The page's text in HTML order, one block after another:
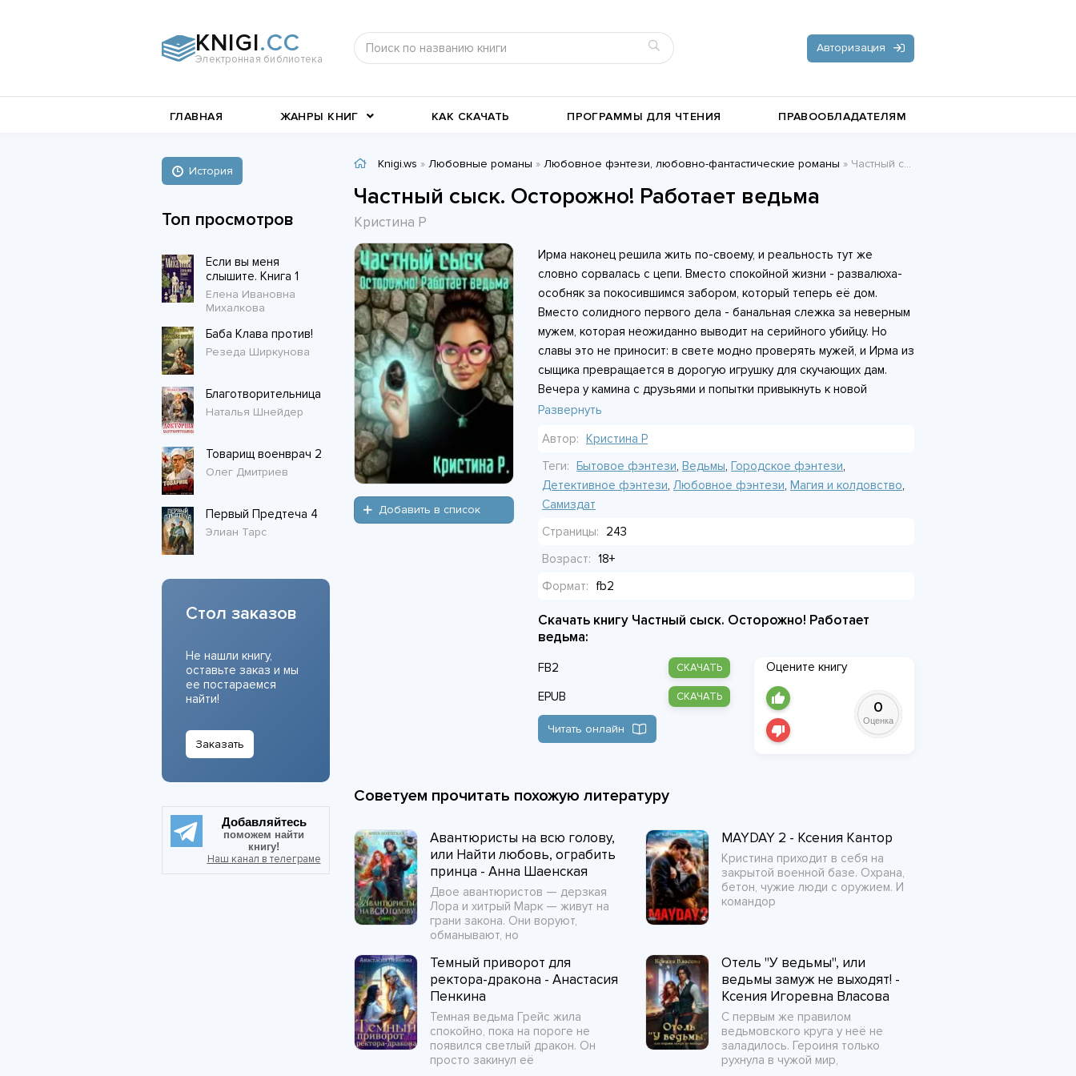
KNIGI.CC
Электронная библиотека
Авторизация
ГЛАВНАЯ ЖАНРЫ КНИГ
Книги о войне
География, путевые заметки
Пьесы, драматургия
Современные любовные
романы
романы
романы
Короткие любовные романы История Классика жанра Стихи и поэзия
КАК СКАЧАТЬ ПРОГРАММЫ ДЛЯ ЧТЕНИЯ ПРАВООБЛАДАТЕЛЯМ
Knigi.ws » Любовные романы » Любовное фэнтези, любовно-фантастические романы » Частный сыск. Осторожно! Работает ведьма - Кристина Р
Частный сыск. Осторожно! Работает ведьма
Кристина Р
Добавить в список
Ирма наконец решила жить по-своему, и реальность тут же
словно сорвалась с цепи. Вместо спокойной жизни - развалюха-
особняк за покосившимся забором, который теперь её дом.
Вместо солидного первого дела - банальная слежка за неверным
мужем, которая неожиданно выводит на серийного убийцу. Но
славы это не приносит: в свете модно проверять мужей, и Ирма из
сыщика превращается в дорогую игрушку для скучающих дам.
Вечера у камина с друзьями и попытки привыкнуть к новой
реальности - вот и всё, что её занимало. Пока на пороге не
семейную реликвию. Ирма впутывается в громкое убийство,
которого не совершала: в момент преступления она сама очень
убедительно умирала.
Развернуть
Автор: Кристина Р
Теги: Бытовое фэнтези, Ведьмы, Городское фэнтези,
Детективное фэнтези, Любовное фэнтези, Магия и колдовство,
Самиздат
Страницы:
243
Возраст: 18+
Формат:
fb2
Скачать книгу Частный сыск. Осторожно! Работает
ведьма:
FB2 СКАЧАТЬ
EPUB СКАЧАТЬ
Читать онлайн
Оцените книгу
0
Оценка
Советуем прочитать похожую литературу
Авантюристы на всю голову,
или Найти любовь, ограбить
принца - Анна Шаенская
Двое авантюристов — дерзкая
Лора и хитрый Марк — живут на
грани закона. Они воруют,
обманывают, но
MAYDAY 2 - Ксения Кантор
Кристина приходит в себя на
закрытой военной базе. Охрана,
бетон, чужие люди с оружием. И
командор
Темный приворот для
ректора-дракона - Анастасия
Пенкина
Темная ведьма Грейс жила
спокойно, пока на пороге не
появился светлый дракон. Он
просто закинул её
Отель "У ведьмы", или
ведьмы замуж не выходят! -
Ксения Игоревна Власова
С первым же правилом
ведьмовского круга у неё не
заладилось. Героиня только
рухнула в чужой мир,
История
Топ просмотров
Если вы меня
слышите. Книга 1
Елена Ивановна
Михалкова
Баба Клава против!
Резеда Ширкунова
Благотворительница
Наталья Шнейдер
Товарищ военврач 2
Олег Дмитриев
Первый Предтеча 4
Элиан Тарс
Стол заказов
Не нашли книгу,
оставьте заказ и мы
ее постараемся
найти!
Заказать
Добавляйтесь
поможем найти
книгу!
Наш канал в телеграме
Документальная